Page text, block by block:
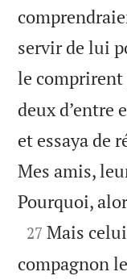
servir de lui
le comprirent
deux d’entre
et essaya de
Mes amis,
Pourquoi,

27 Mais
compagnon